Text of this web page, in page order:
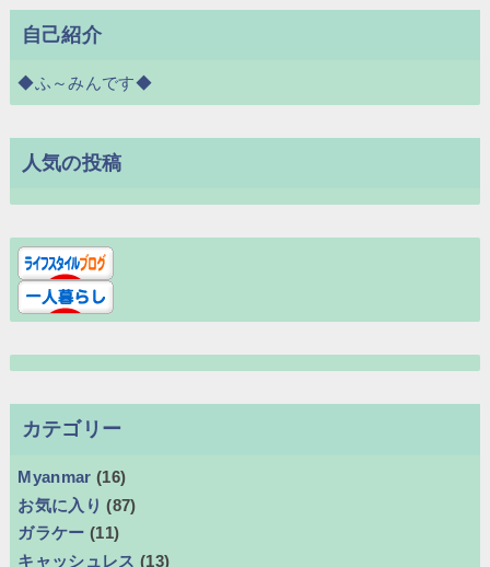
自己紹介
◆ふ～みんです◆
人気の投稿
カテゴリー
Myanmar (16)
お気に入り (87)
ガラケー (11)
キャッシュレス (13)